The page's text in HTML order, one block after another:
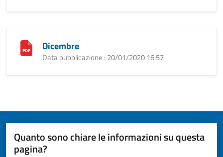
Dicembre
Data pubblicazione : 20/01/2020 16:57
Quanto sono chiare le informazioni su questa
pagina?